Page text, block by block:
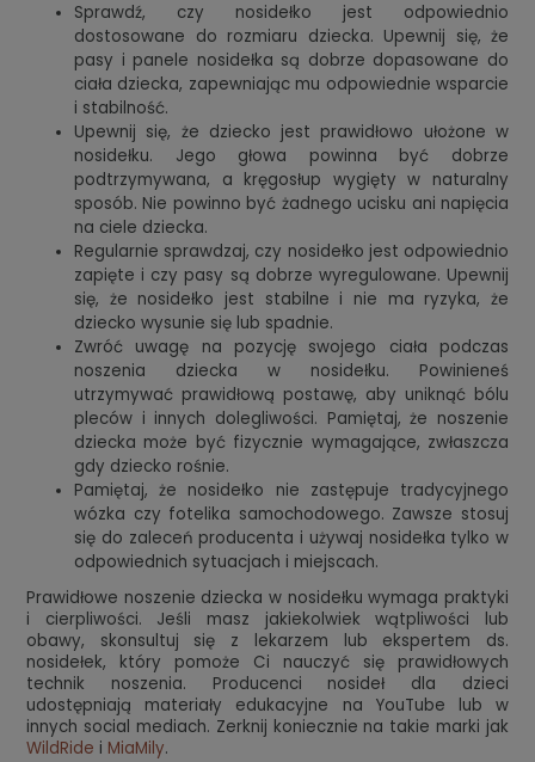
Sprawdź, czy nosidełko jest odpowiednio
dostosowane do rozmiaru dziecka. Upewnij się, że
pasy i panele nosidełka są dobrze dopasowane do
ciała dziecka, zapewniając mu odpowiednie wsparcie
i stabilność.
Upewnij się, że dziecko jest prawidłowo ułożone w
nosidełku. Jego głowa powinna być dobrze
podtrzymywana, a kręgosłup wygięty w naturalny
sposób. Nie powinno być żadnego ucisku ani napięcia
na ciele dziecka.
Regularnie sprawdzaj, czy nosidełko jest odpowiednio
zapięte i czy pasy są dobrze wyregulowane. Upewnij
się, że nosidełko jest stabilne i nie ma ryzyka, że
dziecko wysunie się lub spadnie.
Zwróć uwagę na pozycję swojego ciała podczas
noszenia dziecka w nosidełku. Powinieneś
utrzymywać prawidłową postawę, aby uniknąć bólu
pleców i innych dolegliwości. Pamiętaj, że noszenie
dziecka może być fizycznie wymagające, zwłaszcza
gdy dziecko rośnie.
Pamiętaj, że nosidełko nie zastępuje tradycyjnego
wózka czy fotelika samochodowego. Zawsze stosuj
się do zaleceń producenta i używaj nosidełka tylko w
odpowiednich sytuacjach i miejscach.
Prawidłowe noszenie dziecka w nosidełku wymaga praktyki
i cierpliwości. Jeśli masz jakiekolwiek wątpliwości lub
obawy, skonsultuj się z lekarzem lub ekspertem ds.
nosidełek, który pomoże Ci nauczyć się prawidłowych
technik noszenia. Producenci nosideł dla dzieci
udostępniają materiały edukacyjne na YouTube lub w
innych social mediach. Zerknij koniecznie na takie marki jak
WildRide i MiaMily.